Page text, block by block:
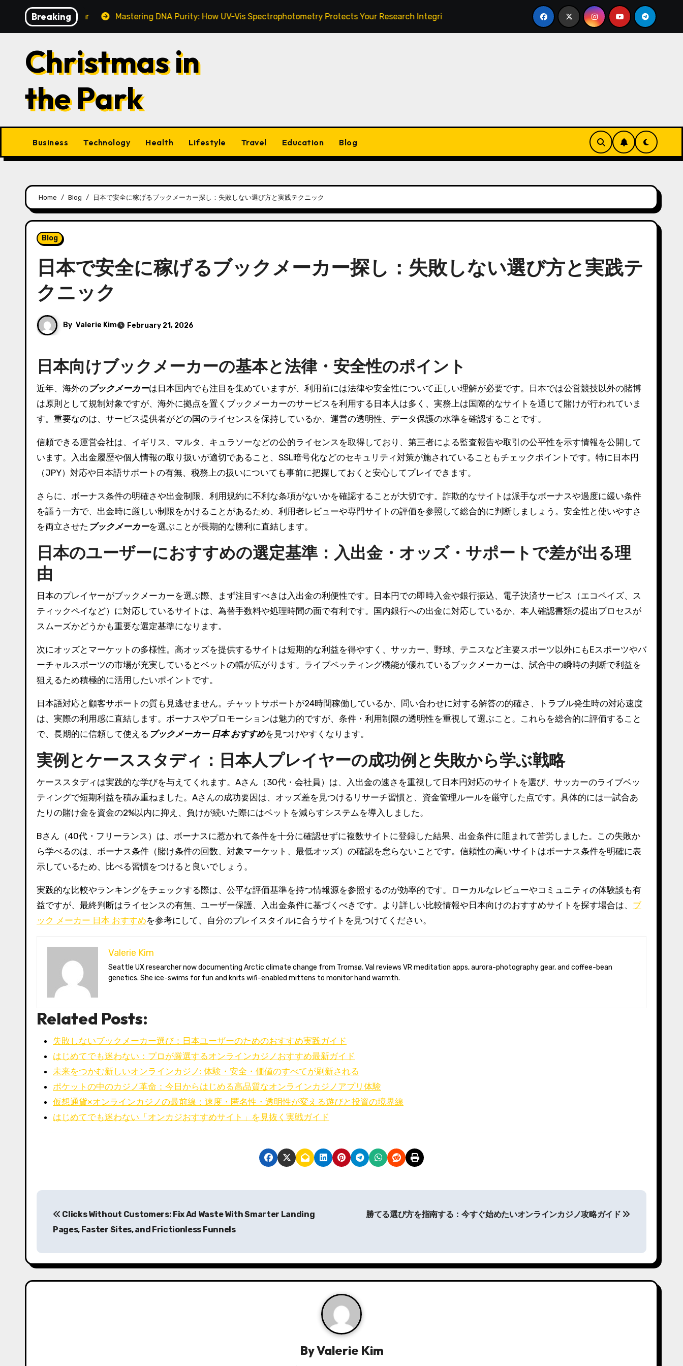
content
Breaking
This Year Mastering DNA Purity: How UV-Vis Spectrophotometry Protects Your Research Integrity Zanurz się w zieleni i zapachu lawendy – najlepsza
Christmas in
the Park
Business Technology Health Lifestyle Travel Education Blog
Home Blog 日本で安全に稼げるブックメーカー探し：失敗しない選び方と実践テクニック
Blog
日本で安全に稼げるブックメーカー探し：失敗しない選び方と実践テ
クニック
By Valerie Kim February 21, 2026
日本向けブックメーカーの基本と法律・安全性のポイント
近年、海外の ブックメーカーは日本国内でも注目を集めていますが、利用前には法律や安全性について正しい理解が必要です。日本では公営競技以外の賭博
は原則として規制対象ですが、海外に拠点を置くブックメーカーのサービスを利用する日本人は多く、実務上は国際的なサイトを通じて賭けが行われていま
す。重要なのは、サービス提供者がどの国のライセンスを保持しているか、運営の透明性、データ保護の水準を確認することです。
信頼できる運営会社は、イギリス、マルタ、キュラソーなどの公的ライセンスを取得しており、第三者による監査報告や取引の公平性を示す情報を公開して
います。入出金履歴や個人情報の取り扱いが適切であること、SSL暗号化などのセキュリティ対策が施されていることもチェックポイントです。特に日本円
（JPY）対応や日本語サポートの有無、税務上の扱いについても事前に把握しておくと安心してプレイできます。
さらに、ボーナス条件の明確さや出金制限、利用規約に不利な条項がないかを確認することが大切です。詐欺的なサイトは派手なボーナスや過度に緩い条件
を謳う一方で、出金時に厳しい制限をかけることがあるため、利用者レビューや専門サイトの評価を参照して総合的に判断しましょう。安全性と使いやすさ
を両立させた ブックメーカーを選ぶことが長期的な勝利に直結します。
日本のユーザーにおすすめの選定基準：入出金・オッズ・サポートで差が出る理
由
日本のプレイヤーがブックメーカーを選ぶ際、まず注目すべきは入出金の利便性です。日本円での即時入金や銀行振込、電子決済サービス（エコペイズ、ス
ティックペイなど）に対応しているサイトは、為替手数料や処理時間の面で有利です。国内銀行への出金に対応しているか、本人確認書類の提出プロセスが
スムーズかどうかも重要な選定基準になります。
次にオッズとマーケットの多様性。高オッズを提供するサイトは短期的な利益を得やすく、サッカー、野球、テニスなど主要スポーツ以外にもEスポーツやバ
ーチャルスポーツの市場が充実しているとベットの幅が広がります。ライブベッティング機能が優れているブックメーカーは、試合中の瞬時の判断で利益を
狙えるため積極的に活用したいポイントです。
日本語対応と顧客サポートの質も見逃せません。チャットサポートが24時間稼働しているか、問い合わせに対する解答の的確さ、トラブル発生時の対応速度
は、実際の利用感に直結します。ボーナスやプロモーションは魅力的ですが、条件・利用制限の透明性を重視して選ぶこと。これらを総合的に評価すること
で、長期的に信頼して使える ブックメーカー 日本 おすすめを見つけやすくなります。
実例とケーススタディ：日本人プレイヤーの成功例と失敗から学ぶ戦略
ケーススタディは実践的な学びを与えてくれます。Aさん（30代・会社員）は、入出金の速さを重視して日本円対応のサイトを選び、サッカーのライブベッ
ティングで短期利益を積み重ねました。Aさんの成功要因は、オッズ差を見つけるリサーチ習慣と、資金管理ルールを厳守した点です。具体的には一試合あ
たりの賭け金を資金の2%以内に抑え、負けが続いた際にはベットを減らすシステムを導入しました。
Bさん（40代・フリーランス）は、ボーナスに惹かれて条件を十分に確認せずに複数サイトに登録した結果、出金条件に阻まれて苦労しました。この失敗か
ら学べるのは、ボーナス条件（賭け条件の回数、対象マーケット、最低オッズ）の確認を怠らないことです。信頼性の高いサイトはボーナス条件を明確に表
示しているため、比べる習慣をつけると良いでしょう。
実践的な比較やランキングをチェックする際は、公平な評価基準を持つ情報源を参照するのが効率的です。ローカルなレビューやコミュニティの体験談も有
益ですが、最終判断はライセンスの有無、ユーザー保護、入出金条件に基づくべきです。より詳しい比較情報や日本向けのおすすめサイトを探す場合は、 ブ
ック メーカー 日本 おすすめを参考にして、自分のプレイスタイルに合うサイトを見つけてください。
Valerie Kim
Seattle UX researcher now documenting Arctic climate change from Tromsø. Val reviews VR meditation apps, aurora-photography gear, and coffee-bean
genetics. She ice-swims for fun and knits wifi-enabled mittens to monitor hand warmth.
Related Posts:
失敗しないブックメーカー選び：日本ユーザーのためのおすすめ実践ガイド
はじめてでも迷わない：プロが厳選するオンラインカジノおすすめ最新ガイド
未来をつかむ新しいオンラインカジノ: 体験・安全・価値のすべてが刷新される
ポケットの中のカジノ革命：今日からはじめる高品質なオンラインカジノアプリ体験
仮想通貨×オンラインカジノの最前線：速度・匿名性・透明性が変える遊びと投資の境界線
はじめてでも迷わない「オンカジおすすめサイト」を見抜く実戦ガイド
P
t
n
Clicks Without Customers: Fix Ad Waste With Smarter Landing
Pages, Faster Sites, and Frictionless Funnels
勝てる選び方を指南する：今すぐ始めたいオンラインカジノ攻略ガイド
ByValerie Kim